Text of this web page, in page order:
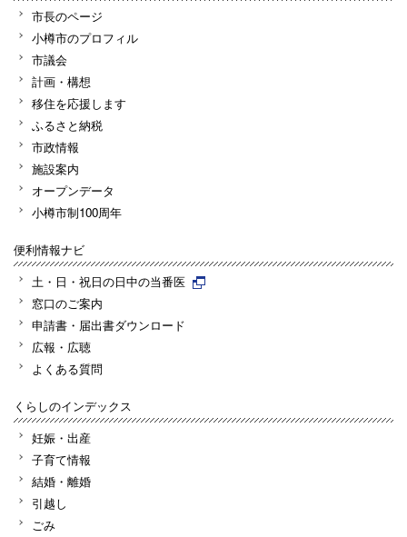
市長のページ
小樽市のプロフィル
市議会
計画・構想
移住を応援します
ふるさと納税
市政情報
施設案内
オープンデータ
小樽市制100周年
便利情報ナビ
土・日・祝日の日中の当番医
窓口のご案内
申請書・届出書ダウンロード
広報・広聴
よくある質問
くらしのインデックス
妊娠・出産
子育て情報
結婚・離婚
引越し
ごみ